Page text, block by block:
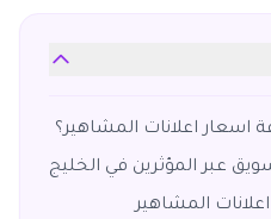
اسعار اعلانات المشاهير؟
عبر المؤثرين في الخليج
المشاهير